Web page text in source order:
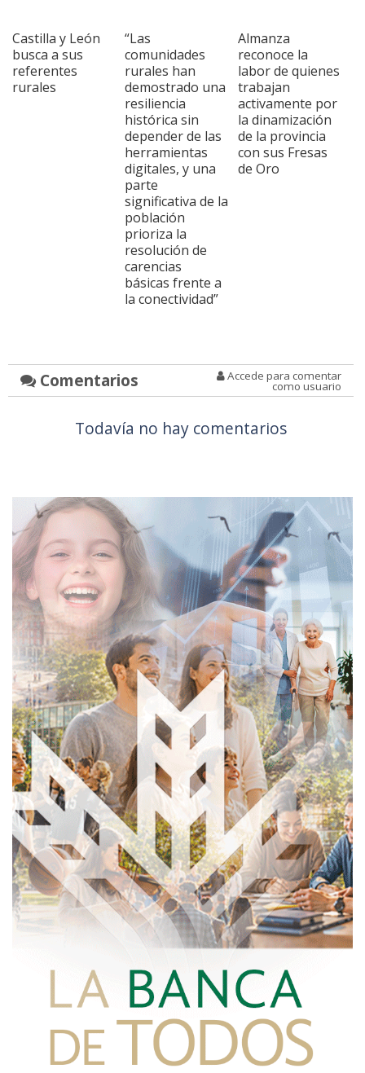
Castilla y León
busca a sus
referentes
rurales
“Las
comunidades
rurales han
demostrado una
resiliencia
histórica sin
depender de las
herramientas
digitales, y una
parte
significativa de la
población
prioriza la
resolución de
carencias
básicas frente a
la conectividad”
Almanza
reconoce la
labor de quienes
trabajan
activamente por
la dinamización
de la provincia
con sus Fresas
de Oro
Comentarios Accede para comentar
como usuario
Todavía no hay comentarios